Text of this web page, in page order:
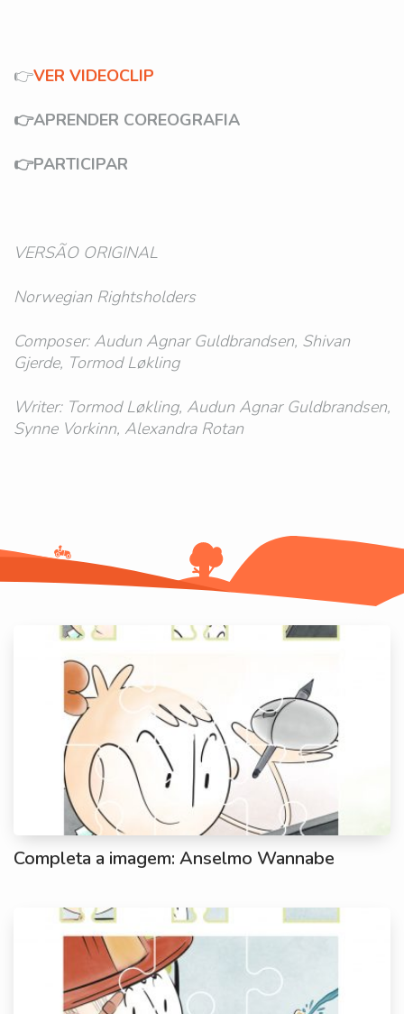
👉VER VIDEOCLIP
👉APRENDER COREOGRAFIA
👉PARTICIPAR
VERSÃO ORIGINAL
Norwegian Rightsholders
Composer: Audun Agnar Guldbrandsen, Shivan
Gjerde, Tormod Løkling
Writer: Tormod Løkling, Audun Agnar Guldbrandsen,
Synne Vorkinn, Alexandra Rotan
Completa a imagem: Anselmo Wannabe